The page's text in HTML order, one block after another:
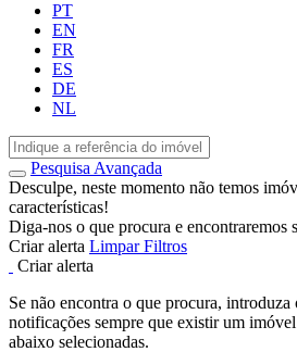
PT
EN
FR
ES
DE
NL
Pesquisa Avançada
Desculpe, neste momento não temos
características!
Diga-nos o que procura e encontraremos
Criar alerta Limpar Filtros
Criar alerta
Se não encontra o que procura, introduza
notificações sempre que existir um
abaixo selecionadas.